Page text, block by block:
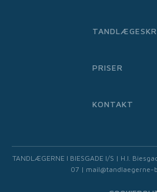
PRISER
KONTAKT
TANDLÆGERNE I BIESGADE I/S | H.I.
07 | mail@tandlaegerne-